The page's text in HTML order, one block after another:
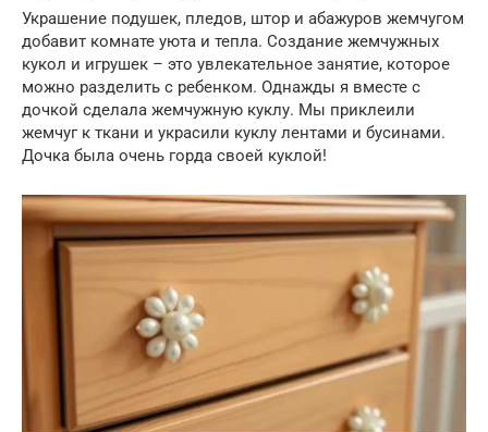
Украшение подушек, пледов, штор и абажуров жемчугом
добавит комнате уюта и тепла. Создание жемчужных
кукол и игрушек – это увлекательное занятие, которое
можно разделить с ребенком. Однажды я вместе с
дочкой сделала жемчужную куклу. Мы приклеили
жемчуг к ткани и украсили куклу лентами и бусинами.
Дочка была очень горда своей куклой!